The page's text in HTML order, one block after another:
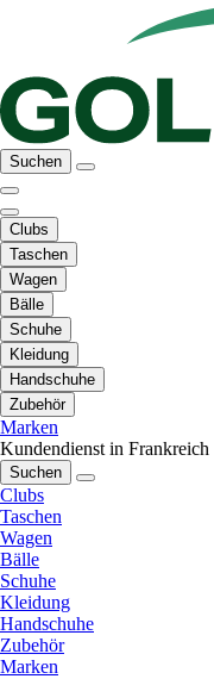
Suchen
Clubs
Taschen
Wagen
Bälle
Schuhe
Kleidung
Handschuhe
Zubehör
Marken
Kundendienst in Frankreich
Suchen
Clubs
Taschen
Wagen
Bälle
Schuhe
Kleidung
Handschuhe
Zubehör
Marken